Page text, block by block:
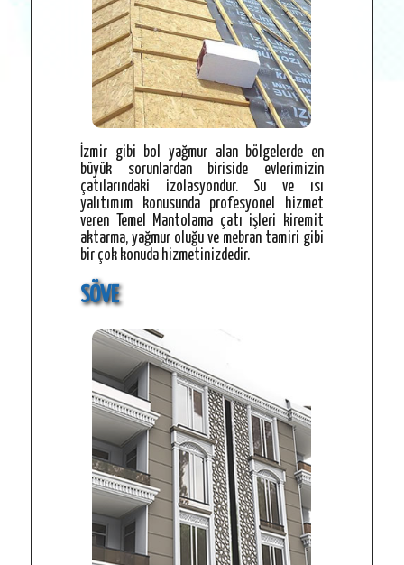
İzmir gibi bol yağmur alan bölgelerde en
büyük sorunlardan biriside evlerimizin
çatılarındaki izolasyondur. Su ve ısı
yalıtımım konusunda profesyonel hizmet
veren Temel Mantolama çatı işleri kiremit
aktarma, yağmur oluğu ve mebran tamiri gibi
bir çok konuda hizmetinizdedir.
SÖVE